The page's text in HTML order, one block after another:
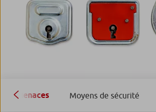
Menaces Moyens de sécurité